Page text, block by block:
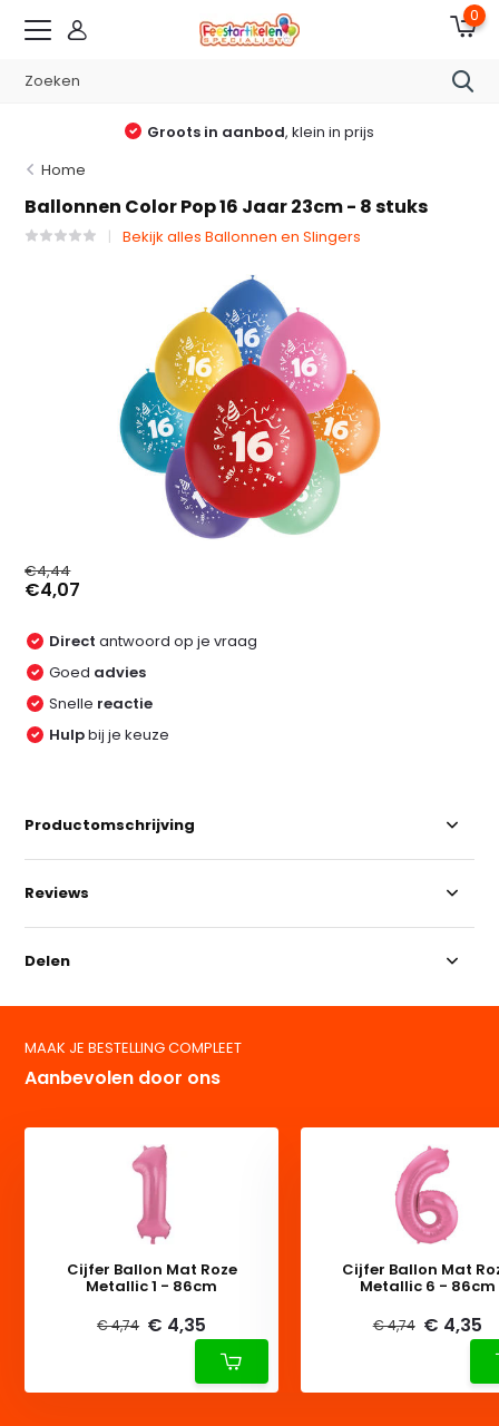
0
Groots in aanbod, klein in prijs
Home
Ballonnen Color Pop 16 Jaar 23cm - 8 stuks
Bekijk alles Ballonnen en Slingers
€4,44
€4,07
Direct antwoord op je vraag
Goed advies
Snelle reactie
Hulpbij je keuze
Productomschrijving
Reviews
Delen
MAAK JE BESTELLING COMPLEET
Aanbevolen door ons
Cijfer Ballon Mat Roze
Metallic 1 - 86cm
€ 4,74 € 4,35
Cijfer Ballon Mat
Metallic 6 - 86cm
€ 4,74 € 4,35